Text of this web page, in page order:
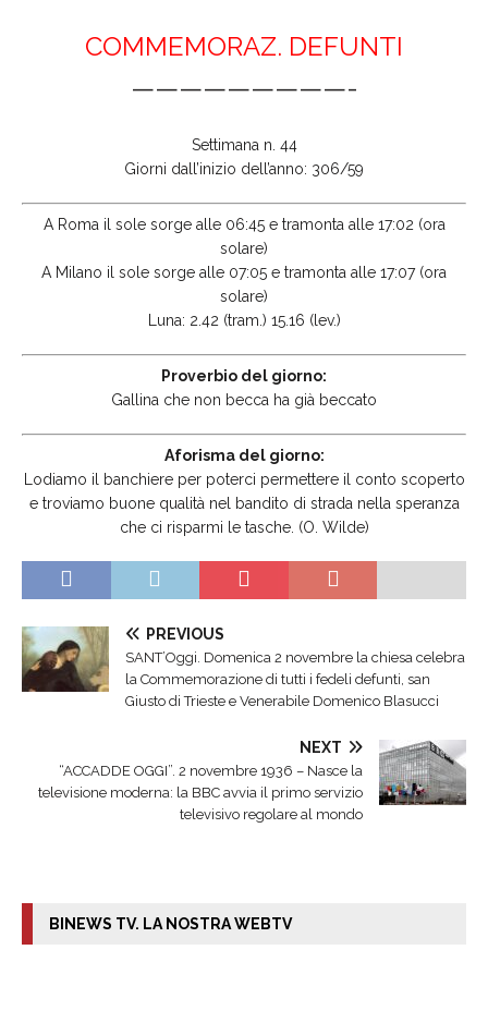
COMMEMORAZ. DEFUNTI
—————————-
Settimana n. 44
Giorni dall’inizio dell’anno: 306/59
A Roma il sole sorge alle 06:45 e tramonta alle 17:02 (ora
solare)
A Milano il sole sorge alle 07:05 e tramonta alle 17:07 (ora
solare)
Luna: 2.42 (tram.) 15.16 (lev.)
Proverbio del giorno:
Gallina che non becca ha già beccato
Aforisma del giorno:
Lodiamo il banchiere per poterci permettere il conto scoperto
e troviamo buone qualità nel bandito di strada nella speranza
che ci risparmi le tasche. (O. Wilde)
PREVIOUS
SANT’Oggi. Domenica 2 novembre la chiesa celebra
la Commemorazione di tutti i fedeli defunti, san
Giusto di Trieste e Venerabile Domenico Blasucci
NEXT
“ACCADDE OGGI”. 2 novembre 1936 – Nasce la
televisione moderna: la BBC avvia il primo servizio
televisivo regolare al mondo
BINEWS TV. LA NOSTRA WEBTV